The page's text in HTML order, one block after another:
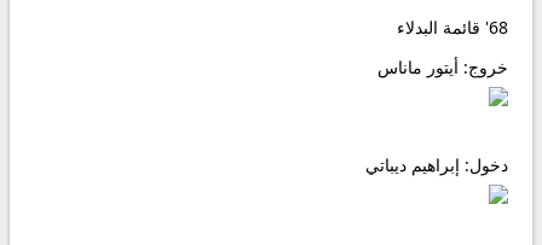
68' قائمة البدلاء
خروج: أيتور ماناس
دخول: إبراهيم ديباتي